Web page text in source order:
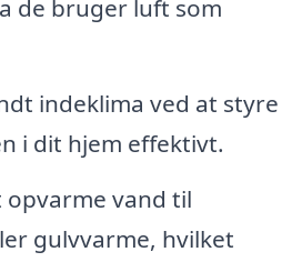
de bruger luft som
indeklima ved at styre
i dit hjem effektivt.
vand til
gulvvarme, hvilket